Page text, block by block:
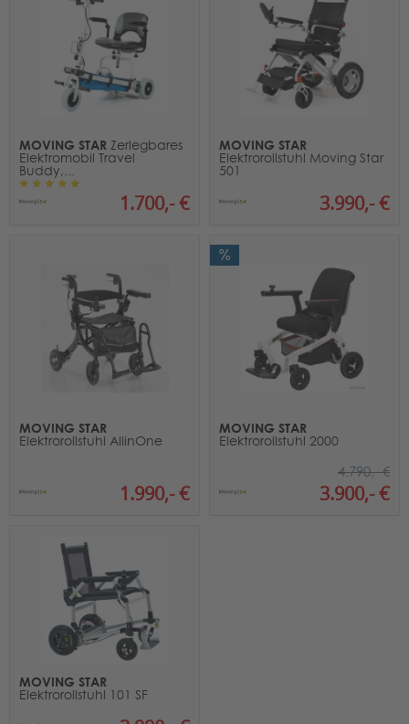
MOVING STAR Zerlegbares
Elektromobil Travel
Buddy,...
1.700,- €
MOVING STAR
Elektrorollstuhl Moving Star
501
3.990,- €
MOVING STAR
Elektrorollstuhl AllinOne
1.990,- €
MOVING STAR
Elektrorollstuhl 2000
3.900,- €
4.790,- €
MOVING STAR
Elektrorollstuhl 101 SF